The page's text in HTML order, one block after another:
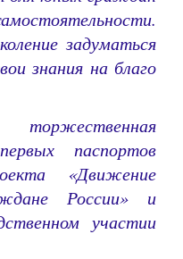
задуматься
знания на благо
паспортов
«Движение
России» и
участии